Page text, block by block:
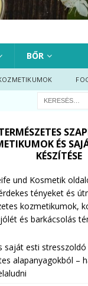
BŐR
ÉS
KÉSZÍTÉSE
und Kosmetik
tényeket és
kozmetikumok,
és barkácsolás
saját esti
alapanyagokból –